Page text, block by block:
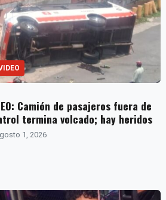
Camión de pasajeros fuera de
termina volcado; hay heridos
1, 2026